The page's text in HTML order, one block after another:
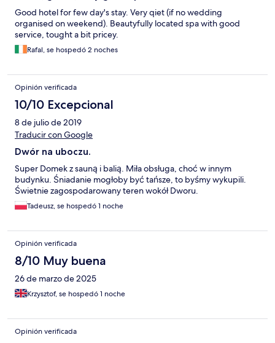
Good hotel for few day's stay. Very qiet (if no wedding
organised on weekend). Beautyfully located spa with good
service, tought a bit pricey.
Rafal, se hospedó 2 noches
Opinión verificada
10/10 Excepcional
8 de julio de 2019
Traducir con Google
Dwór na uboczu.
Super Domek z sauną i balią. Miła obsługa, choć w innym
budynku. Śniadanie mogłoby być tańsze, to byśmy wykupili.
Świetnie zagospodarowany teren wokół Dworu.
Tadeusz, se hospedó 1 noche
Opinión verificada
8/10 Muy buena
26 de marzo de 2025
Krzysztof, se hospedó 1 noche
Opinión verificada